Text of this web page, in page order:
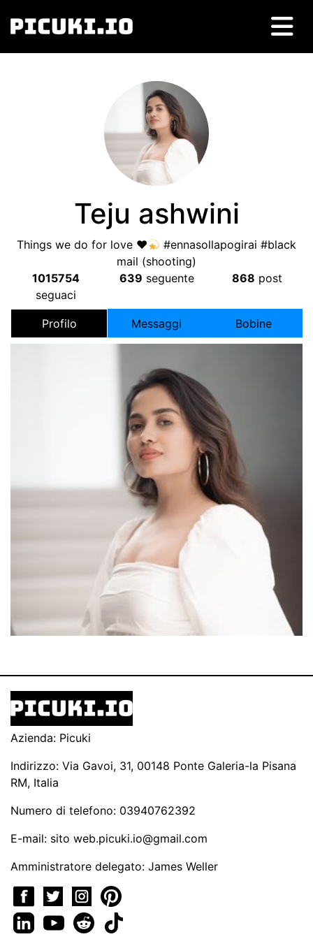
Teju ashwini
Things we do for love ♥️
#ennasollapogirai #black
mail (shooting)
1015754
seguaci
639 seguente 868 post
Profilo Messaggi Bobine
Azienda: Picuki
Indirizzo: Via Gavoi, 31, 00148 Ponte Galeria-la Pisana
RM, Italia
Numero di telefono: 03940762392
E-mail: sito web.picuki.io@gmail.com
Amministratore delegato: James Weller